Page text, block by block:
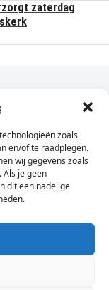
zoals
en/of te raadplegen.
wij gegevens zoals
Als je geen
dit een nadelige
zaterdag
in je e-mail?